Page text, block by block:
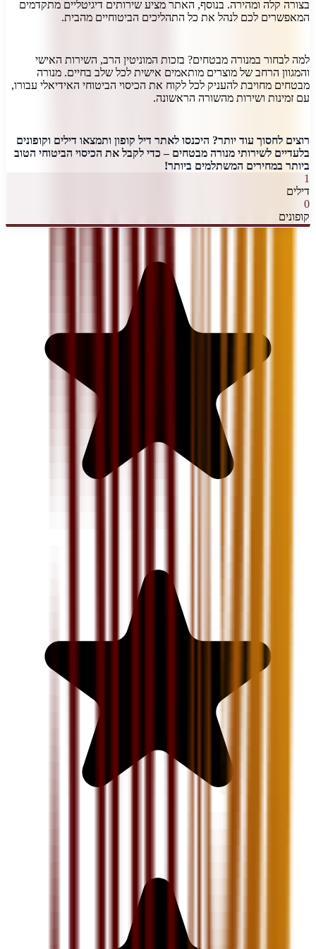
בצורה קלה ומהירה. בנוסף, האתר מציע שירותים דיגיטליים מתקדמים
המאפשרים לכם לנהל את כל התהליכים הביטוחיים מהבית.
למה לבחור במנורה מבטחים? בזכות המוניטין הרב, השירות האישי
והמגוון הרחב של מוצרים מותאמים אישית לכל שלב בחיים. מנורה
מבטחים מחויבת להעניק לכל לקוח את הכיסוי הביטוחי האידיאלי עבורו,
עם זמינות ושירות מהשורה הראשונה.
רוצים לחסוך עוד יותר? היכנסו לאתר דיל קופון ותמצאו דילים וקופונים
בלעדיים לשירותי מנורה מבטחים – כדי לקבל את הכיסוי הביטוחי הטוב
ביותר במחירים המשתלמים ביותר!
1
דילים
0
קופונים